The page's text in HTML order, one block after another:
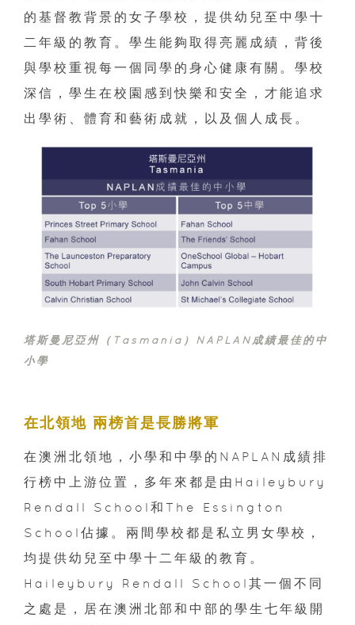
的基督教背景的女子學校，提供幼兒至中學十
二年級的教育。學生能夠取得亮麗成績，背後
與學校重視每一個同學的身心健康有關。學校
深信，學生在校園感到快樂和安全，才能追求
出學術、體育和藝術成就，以及個人成長。
塔斯曼尼亞州（Tasmania）NAPLAN成績最佳的中
小學
在北領地 兩榜首是長勝將軍
在澳洲北領地，小學和中學的NAPLAN成績排
行榜中上游位置，多年來都是由Haileybury
Rendall School和The Essington
School佔據。兩間學校都是私立男女學校，
均提供幼兒至中學十二年級的教育。
Haileybury Rendall School其一個不同
之處是，居在澳洲北部和中部的學生七年級開